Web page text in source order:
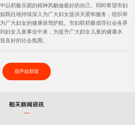
以积极乐观的精神风貌做最好的自己。同时希望市妇
既往地持续深入为广大妇女提供关爱和服务，组织举
广大妇女的健康保驾护航。市妇联积极倡导社会各界
妇女儿童事业中来，为提升广大妇女儿童的健康水
良好的社会氛围。
葫芦娃群团